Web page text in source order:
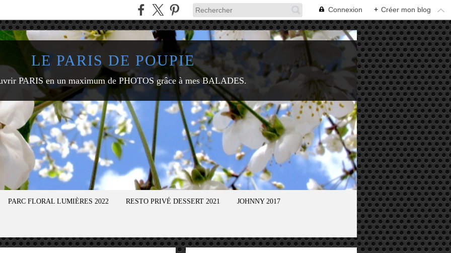
Connexion + Créer mon blog
LE PARIS DE POUPIE
PARIS en un maximum de PHOTOS grâce à mes BALADES.
PARC FLORAL LUMIÈRES 2022 RESTO PRIVÉ DESSERT 2021 JOHNNY 2017